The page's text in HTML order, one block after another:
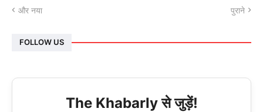
और नया पुराने
FOLLOW US
The Khabarly से जुड़ें!